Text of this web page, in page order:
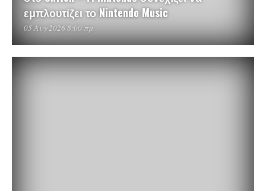
εμπλουτίζει το Nintendo Music
05 Αυγ 2026 8:00 πμ